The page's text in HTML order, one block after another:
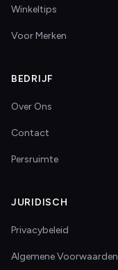
Winkeltips
Voor Merken
BEDRIJF
Over Ons
Contact
Persruimte
JURIDISCH
Privacybeleid
Algemene Voorwaarden